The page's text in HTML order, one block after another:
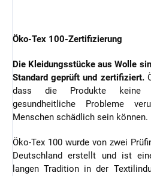
Öko-Tex 100-Zertifizierung
Die Kleidungsstücke aus Wolle
Standard geprüft und zertifiziert.
dass die Produkte keine
gesundheitliche Probleme
Menschen schädlich sein können.
Öko-Tex 100 wurde von zwei
Deutschland erstellt und ist
langen Tradition in der